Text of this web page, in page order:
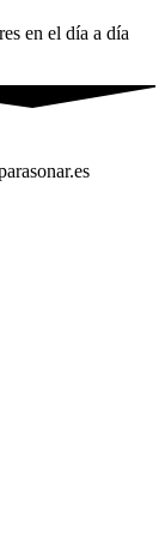
en el día a día